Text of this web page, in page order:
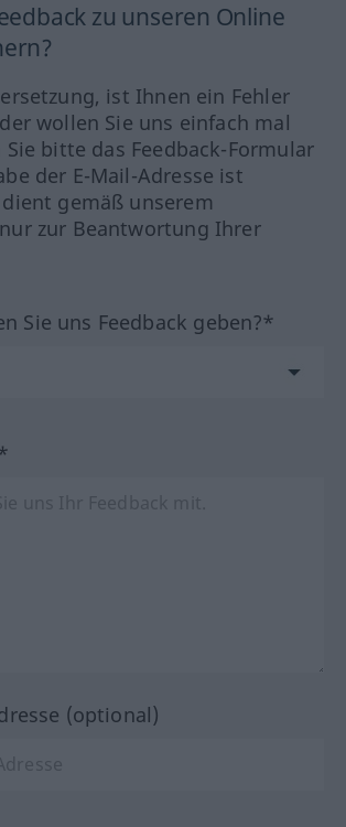
zu unseren Online
ist Ihnen ein Fehler
wollen Sie uns einfach mal
Sie bitte das Feedback-Formular
der E-Mail-Adresse ist
gemäß unserem
zur Beantwortung Ihrer
Sie uns Feedback geben?*
(optional)